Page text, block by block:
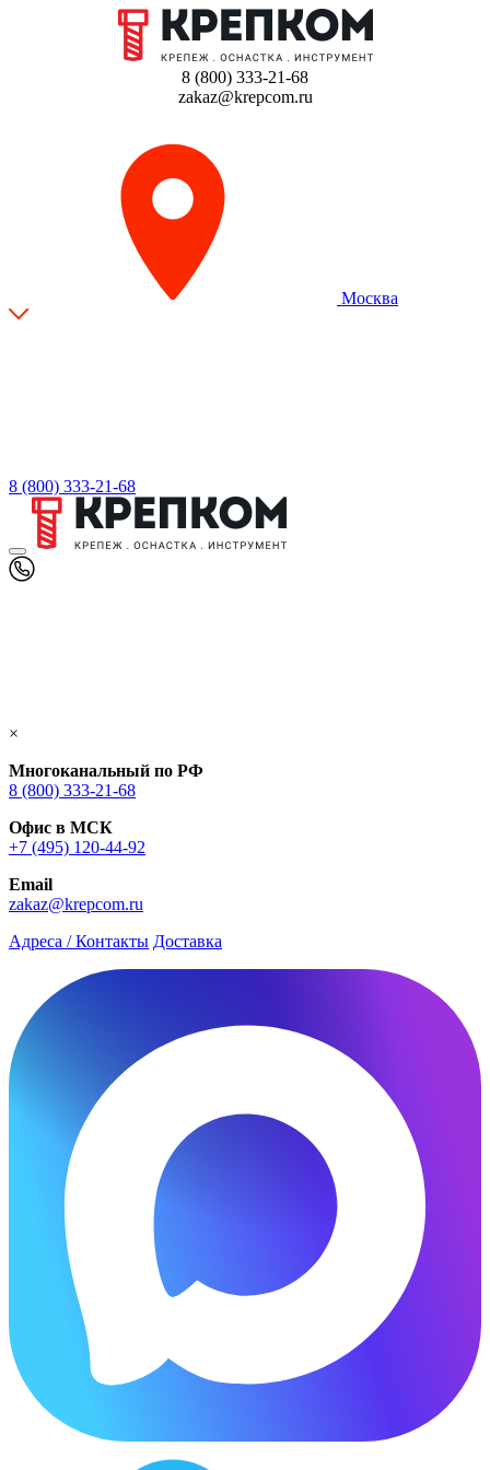
8 (800) 333-21-68
zakaz@krepcom.ru
Москва
8 (800) 333-21-68
×
Многоканальный по РФ
8 (800) 333‑21-68
Офис в МСК
+7 (495) 120-44-92
Email
zakaz@krepcom.ru
Адреса / Контакты Доставка